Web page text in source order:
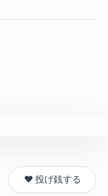
❤️ 投げ銭する